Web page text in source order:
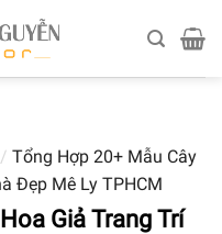
/ Tổng Hợp 20+ Mẫu Cây
Đẹp Mê Ly TPHCM
Giả Trang Trí